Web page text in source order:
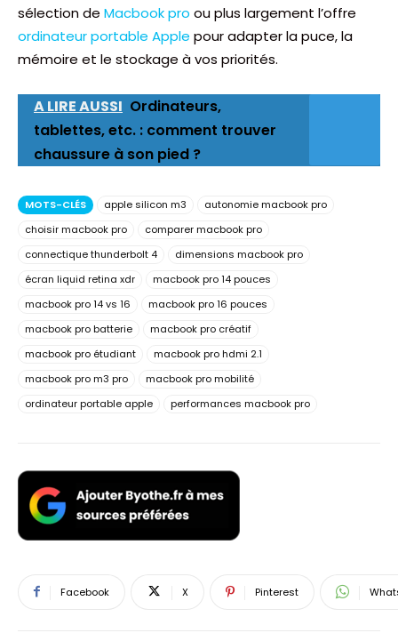
sélection de Macbook pro ou plus largement l’offre
ordinateur portable Apple pour adapter la puce, la
mémoire et le stockage à vos priorités.
A LIRE AUSSI Ordinateurs,
tablettes, etc. : comment trouver
chaussure à son pied ?
MOTS-CLÉS apple silicon m3
autonomie macbook pro
choisir macbook pro
comparer macbook pro
connectique thunderbolt 4
dimensions macbook pro
écran liquid retina xdr
macbook pro 14 pouces
macbook pro 14 vs 16
macbook pro 16 pouces
macbook pro batterie
macbook pro créatif
macbook pro étudiant
macbook pro hdmi 2.1
macbook pro m3 pro
macbook pro mobilité
ordinateur portable apple
performances macbook pro
Facebook X Pinterest